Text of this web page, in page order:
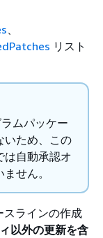
リスト
ムパッケー
いため、この
は自動承認オ
せん。
スラインの作成
以外の更新を含